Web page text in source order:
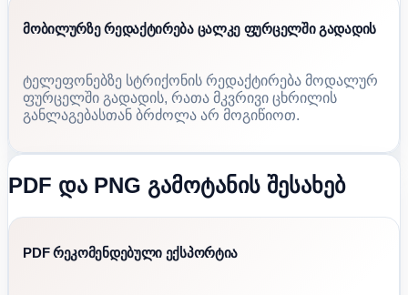
მობილურზე რედაქტირება ცალკე ფურცელში გადადის
ტელეფონებზე სტრიქონის რედაქტირება მოდალურ
ფურცელში გადადის, რათა მკვრივი ცხრილის
განლაგებასთან ბრძოლა არ მოგიწიოთ.
PDF და PNG გამოტანის შესახებ
PDF რეკომენდებული ექსპორტია